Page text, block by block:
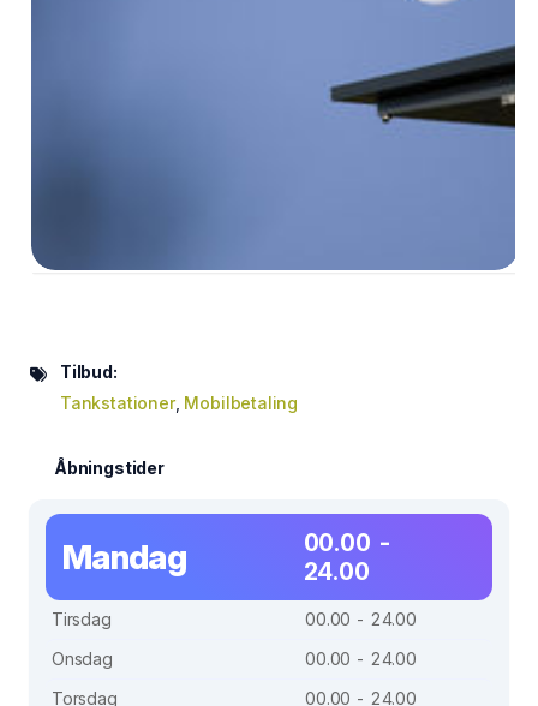
Tilbud:
Tankstationer, Mobilbetaling
Åbningstider
Mandag
00.00 -
24.00
Tirsdag
00.00 - 24.00
Onsdag
00.00 - 24.00
Torsdag
00.00 - 24.00